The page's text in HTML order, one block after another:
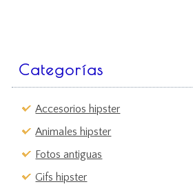
Categorías
Accesorios hipster
Animales hipster
Fotos antiguas
Gifs hipster